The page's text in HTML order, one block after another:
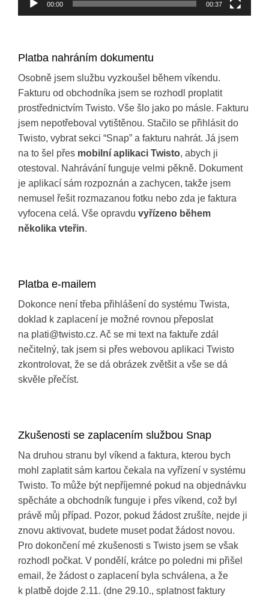
00:00 00:37
Platba nahráním dokumentu
Osobně jsem službu vyzkoušel během víkendu.
Fakturu od obchodníka jsem se rozhodl proplatit
prostřednictvím Twisto. Vše šlo jako po másle. Fakturu
jsem nepotřeboval vytištěnou. Stačilo se přihlásit do
Twisto, vybrat sekci “Snap” a fakturu nahrát. Já jsem
na to šel přes mobilní aplikaci Twisto, abych ji
otestoval. Nahrávání funguje velmi pěkně. Dokument
je aplikací sám rozpoznán a zachycen, takže jsem
nemusel řešit rozmazanou fotku nebo zda je faktura
vyfocena celá. Vše opravdu vyřízeno během
několika vteřin.
Platba e-mailem
Dokonce není třeba přihlášení do systému Twista,
doklad k zaplacení je možné rovnou přeposlat
na plati@twisto.cz. Ač se mi text na faktuře zdál
nečitelný, tak jsem si přes webovou aplikaci Twisto
zkontrolovat, že se dá obrázek zvětšit a vše se dá
skvěle přečíst.
Zkušenosti se zaplacením službou Snap
Na druhou stranu byl víkend a faktura, kterou bych
mohl zaplatit sám kartou čekala na vyřízení v systému
Twisto. To může být nepříjemné pokud na objednávku
spěcháte a obchodník funguje i přes víkend, což byl
právě můj případ. Pozor, pokud žádost zrušíte, nejde ji
znovu aktivovat, budete muset podat žádost novou.
Pro dokončení mé zkušenosti s Twisto jsem se však
rozhodl počkat. V pondělí, krátce po poledni mi přišel
email, že žádost o zaplacení byla schválena, a že
k platbě dojde 2.11. (dne 29.10., splatnost faktury